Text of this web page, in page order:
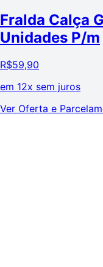
Fralda Calça
Unidades P/m
R$59,90
em 12x sem juros
Ver Oferta e